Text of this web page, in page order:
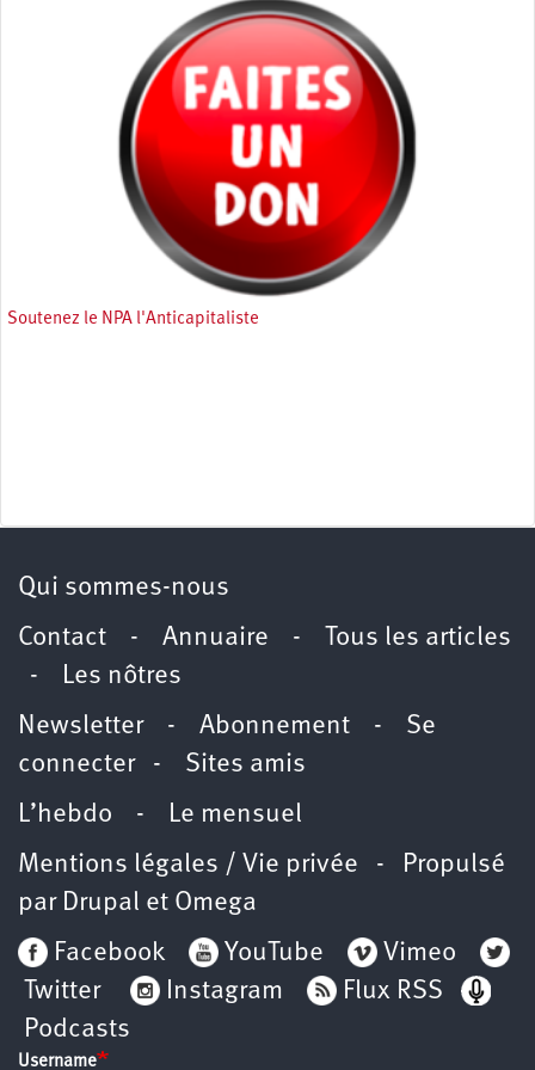
Soutenez le NPA l'Anticapitaliste
Qui sommes-nous
Contact - Annuaire -
Tous les articles
- Les nôtres
Newsletter- Abonnement - Se
connecter- Sites amis
L’hebdo - Le mensuel
Mentions légales / Vie privée - Propulsé
par Drupal et Omega
Facebook
YouTube
Vimeo
Twitter
Instagram
Flux RSS
Podcasts
Username